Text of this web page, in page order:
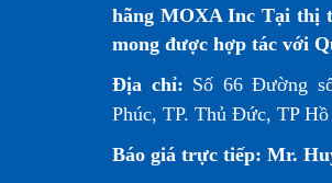
hãng MOXA Inc Tại thị
mong được hợp tác với
Địa chỉ: Số 66 Đường
Phúc, TP. Thủ Đức, TP
Báo giá trực tiếp: Mr.